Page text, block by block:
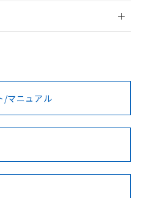
/会員登録
ただく前に、以下を必ずお読
BV型式承認
（フランス
KR型式
（韓国
No No
/マニュアル
段のことがない限
り割愛しておりま